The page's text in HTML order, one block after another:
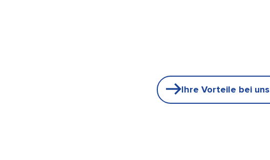
Ihre Vorteile bei uns